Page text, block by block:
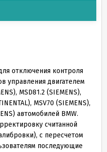
отключения контроля
управления двигателем
MSD81.2 (SIEMENS),
MSV70 (SIEMENS),
автомобилей BMW.
считанной
с пересчетом
последующие